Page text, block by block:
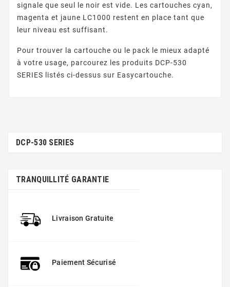
signale que seul le noir est vide. Les cartouches cyan,
magenta et jaune LC1000 restent en place tant que
leur niveau est suffisant.
Pour trouver la cartouche ou le pack le mieux adapté
à votre usage, parcourez les produits DCP-530
SERIES listés ci-dessus sur Easycartouche.
DCP-530 SERIES
TRANQUILLITÉ GARANTIE
Livraison Gratuite
Paiement Sécurisé